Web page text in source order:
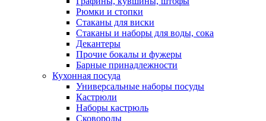
Рюмки и стопки
Стаканы для виски
Стаканы и наборы для воды, сока
Декантеры
Прочие бокалы и фужеры
Барные принадлежности
Кухонная посуда
Универсальные наборы посуды
Кастрюли
Наборы кастрюль
Сковороды